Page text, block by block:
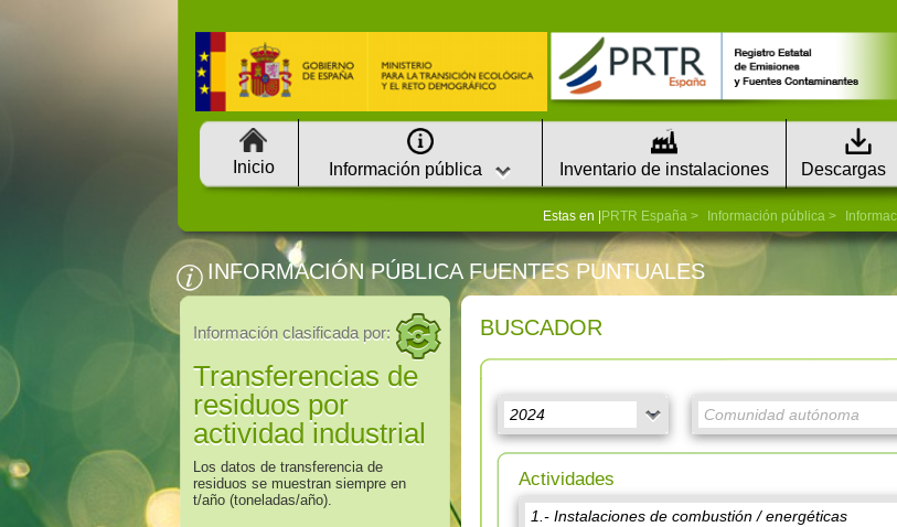
Inicio Información pública Inventario de instalaciones Descargas
Estas en | PRTR España Información pública
INFORMACIÓN PÚBLICA FUENTES PUNTUALES
Información clasificada por:
Transferencias de
residuos por
actividad industrial
Los datos de transferencia de
residuos se muestran siempre en
t/año (toneladas/año).
BUSCADOR
Actividades